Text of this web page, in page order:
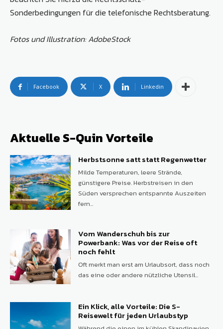
Sonderbedingungen für die telefonische Rechtsberatung.
Fotos und Illustration: AdobeStock
Facebook X Linkedin
Aktuelle S-Quin Vorteile
Herbstsonne satt statt Regenwetter
Milde Temperaturen, leere Strände,
günstigere Preise. Herbstreisen in den
Süden versprechen entspannte Auszeiten
fern...
Vom Wanderschuh bis zur
Powerbank: Was vor der Reise oft
noch fehlt
Oft merkt man erst am Urlaubsort, dass noch
das eine oder andere nützliche Utensil...
Ein Klick, alle Vorteile: Die S-
Reisewelt für jeden Urlaubstyp